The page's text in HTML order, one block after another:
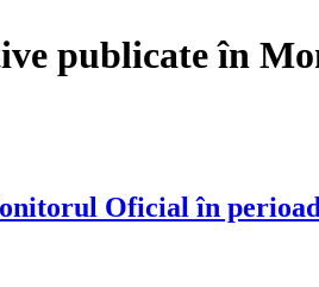
publicate în
Oficial în